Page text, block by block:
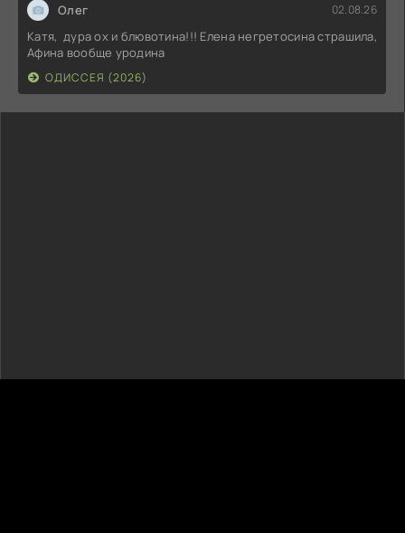
Олег 02.08.26
Катя, дура ох и блювотина!!! Елена негретосина страшила,
Афина вообще уродина
ОДИССЕЯ (2026)